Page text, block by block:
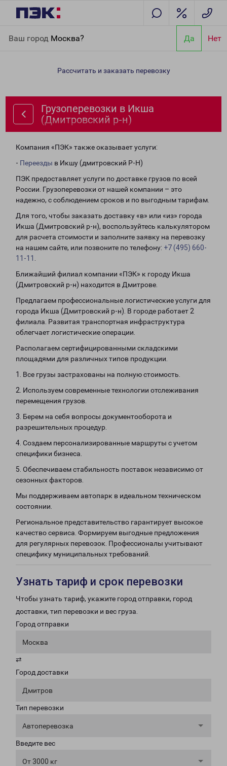
Ваш город Москва? Да Нет
р-н)
Рассчитать и заказать перевозку
Грузоперевозки в Икша
(Дмитровский р-н)
Компания «ПЭК» также оказывает услуги:
- Переезды в Икшу (дмитровский Р-Н)
ПЭК предоставляет услуги по доставке грузов по всей
России. Грузоперевозки от нашей компании – это
надежно, с соблюдением сроков и по выгодным тарифам.
Для того, чтобы заказать доставку «в» или «из» города
Икша (Дмитровский р-н), воспользуйтесь калькулятором
для расчета стоимости и заполните заявку на перевозку
на нашем сайте, или позвоните по телефону: +7 (495) 660-
11-11
Ближайший филиал компании «ПЭК» к городу Икша
(Дмитровский р-н) находится в Дмитрове.
Предлагаем профессиональные логистические услуги для
города Икша (Дмитровский р-н). В городе работает 2
филиала. Развитая транспортная инфраструктура
облегчает логистические операции.
Располагаем сертифицированными складскими
площадями для различных типов продукции.
1. Все грузы застрахованы на полную стоимость.
2. Используем современные технологии отслеживания
перемещения грузов.
3. Берем на себя вопросы документооборота и
разрешительных процедур.
4. Создаем персонализированные маршруты с учетом
специфики бизнеса.
5. Обеспечиваем стабильность поставок независимо от
сезонных факторов.
Мы поддерживаем автопарк в идеальном техническом
состоянии.
Региональное представительство гарантирует высокое
качество сервиса. Формируем выгодные предложения
для регулярных перевозок. Профессионалы учитывают
специфику муниципальных требований.
Узнать тариф и срок перевозки
Чтобы узнать тариф, укажите город отправки, город
доставки, тип перевозки и вес груза.
Город отправки
Москва
⇄
Город доставки
Дмитров
Тип перевозки
Автоперевозка
Введите вес
От 3000 кг